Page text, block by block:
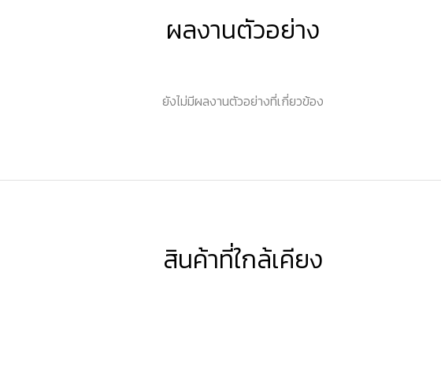
ผลงานตัวอย่าง
ยังไม่มีผลงานตัวอย่างที่เกี่ยวข้อง
สินค้าที่ใกล้เคียง